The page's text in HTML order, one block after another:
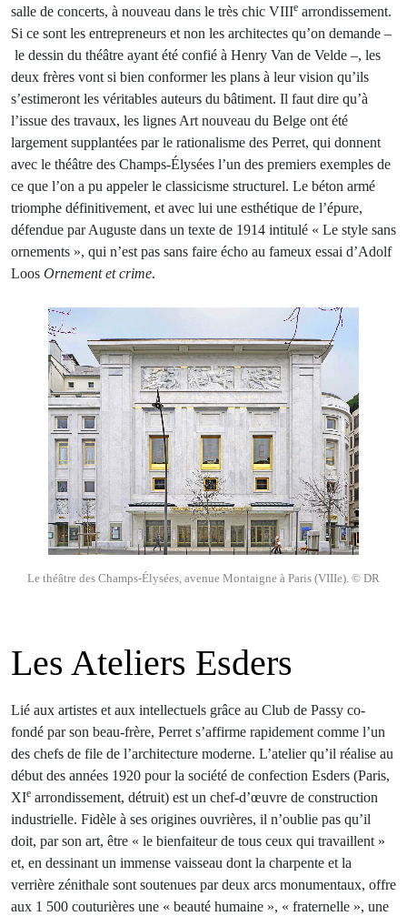
salle de concerts, à nouveau dans le très chic VIIIe arrondissement.
Si ce sont les entrepreneurs et non les architectes qu’on demande –
le dessin du théâtre ayant été confié à Henry Van de Velde –, les
deux frères vont si bien conformer les plans à leur vision qu’ils
s’estimeront les véritables auteurs du bâtiment. Il faut dire qu’à
l’issue des travaux, les lignes Art nouveau du Belge ont été
largement supplantées par le rationalisme des Perret, qui donnent
avec le théâtre des Champs-Élysées l’un des premiers exemples de
ce que l’on a pu appeler le classicisme structurel. Le béton armé
triomphe définitivement, et avec lui une esthétique de l’épure,
défendue par Auguste dans un texte de 1914 intitulé « Le style sans
ornements », qui n’est pas sans faire écho au fameux essai d’Adolf
Loos Ornement et crime.
Le théâtre des Champs-Élysées, avenue Montaigne à Paris (VIIIe). © DR
Les Ateliers Esders
Lié aux artistes et aux intellectuels grâce au Club de Passy co-
fondé par son beau-frère, Perret s’affirme rapidement comme l’un
des chefs de file de l’architecture moderne. L’atelier qu’il réalise au
début des années 1920 pour la société de confection Esders (Paris,
XIe arrondissement, détruit) est un chef-d’œuvre de construction
industrielle. Fidèle à ses origines ouvrières, il n’oublie pas qu’il
doit, par son art, être « le bienfaiteur de tous ceux qui travaillent »
et, en dessinant un immense vaisseau dont la charpente et la
verrière zénithale sont soutenues par deux arcs monumentaux, offre
aux 1 500 couturières une « beauté humaine », « fraternelle », une